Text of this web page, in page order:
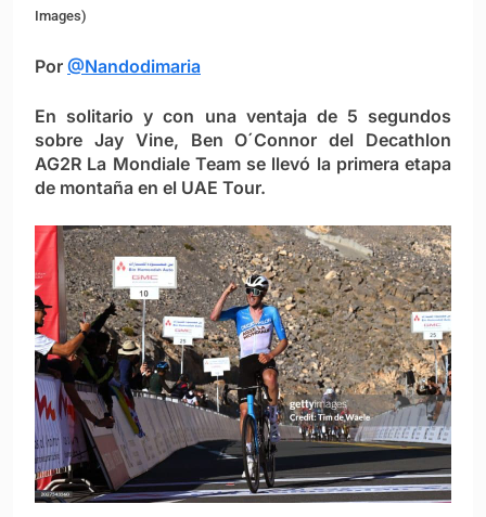
Images)
Por @Nandodimaria
En solitario y con una ventaja de 5 segundos
sobre Jay Vine, Ben O´Connor del Decathlon
AG2R La Mondiale Team se llevó la primera etapa
de montaña en el UAE Tour.